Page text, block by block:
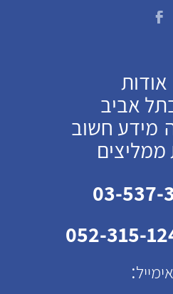
אודות
אביב
מידע חשוב
ממליצים
03-537-
052-315-
אימייל: